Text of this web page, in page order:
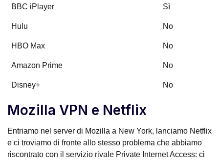
BBC iPlayer Sì
Hulu No
HBO Max No
Amazon Prime No
Disney+ No
Mozilla VPN e Netflix
Entriamo nel server di Mozilla a New York, lanciamo Netflix
e ci troviamo di fronte allo stesso problema che abbiamo
riscontrato con il servizio rivale Private Internet Access: ci